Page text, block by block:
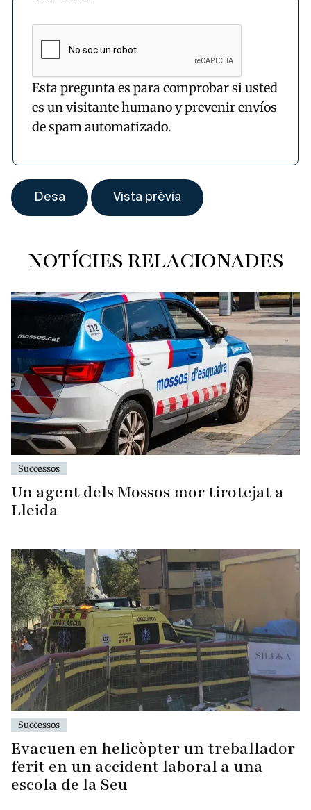
Esta pregunta es para comprobar si usted
es un visitante humano y prevenir envíos
de spam automatizado.
NOTÍCIES RELACIONADES
Successos
Un agent dels Mossos mor tirotejat a
Lleida
Successos
Evacuen en helicòpter un treballador
ferit en un accident laboral a una
escola de la Seu